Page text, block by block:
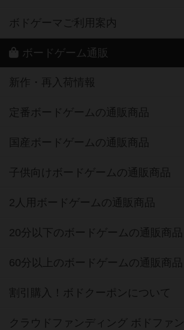
ボドゲーマご利用案内
ボードゲーム通販
新作・再入荷情報
定番ボードゲームの通販商品
国産ボードゲームの通販商品
子供向けボードゲームの通販商品
2人用ボードゲームの通販商品
20分以下のボードゲームの通販商品
60分以上のボードゲームの通販商品
割引購入！ボドクーポンについて
クラウドファンディング ボドファン